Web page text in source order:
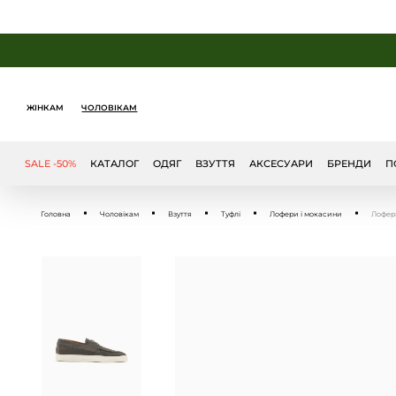
ЖІНКАМ ЧОЛОВІКАМ
SALE -50% БРЕНДИ
КАТАЛОГ ОДЯГ ВЗУТТЯ АКСЕСУАРИ
Головна Чоловікам Взуття Туфлі Лофери і мокасини